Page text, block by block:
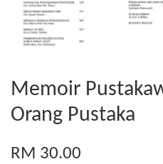
Memoir
Orang Pustaka
RM 30.00